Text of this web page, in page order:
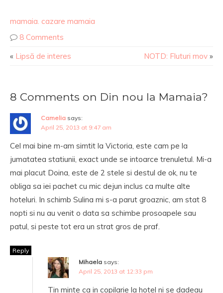
mamaia. cazare mamaia
8 Comments
« Lipsă de interes NOTD: Fluturi mov »
8 Comments on Din nou la Mamaia?
Camelia says:
April 25, 2013 at 9:47 am
Cel mai bine m-am simtit la Victoria, este cam pe la
jumatatea statiunii, exact unde se intoarce trenuletul. Mi-a
mai placut Doina, este de 2 stele si destul de ok, nu te
obliga sa iei pachet cu mic dejun inclus ca multe alte
hoteluri. In schimb Sulina mi s-a parut groaznic, am stat 8
nopti si nu au venit o data sa schimbe prosoapele sau
patul, si peste tot era un strat gros de praf.
Reply
Mihaela says:
April 25, 2013 at 12:33 pm
Tin minte ca in copilarie la hotel ni se dadeau